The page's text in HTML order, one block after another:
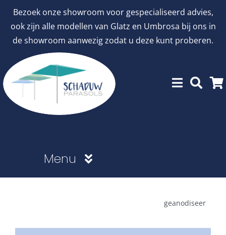
Bezoek onze showroom voor gespecialiseerd advies,
ook zijn alle modellen van Glatz en Umbrosa bij ons in
de showroom aanwezig zodat u deze kunt proberen.
inhoud
Menu
geanodiseer